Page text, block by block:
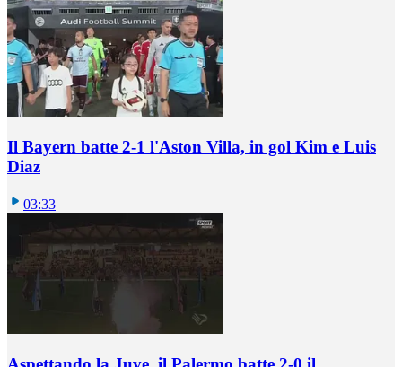
Il Bayern batte 2-1 l'Aston Villa, in gol Kim e Luis
Diaz
03:33